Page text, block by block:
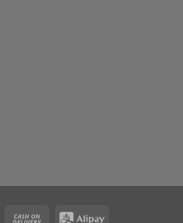
MasterCardCash Alipay